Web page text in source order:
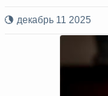
декабрь 11 2025